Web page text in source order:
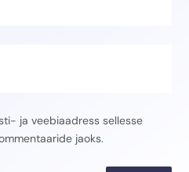
ja veebiaadress sellesse
jaoks.